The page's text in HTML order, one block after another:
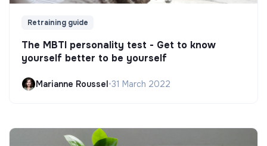
Retraining guide
The MBTI personality test - Get to know
yourself better to be yourself
Marianne Roussel•31 March 2022